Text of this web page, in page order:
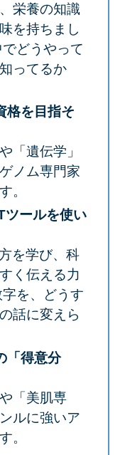
栄養の知識
を持ちまし
どうやって
ってるか
を目指そ
「遺伝学」
ノム専門家
。
ールを使い
を学び、科
く伝える力
を、どうす
話に変えら
「得意分
「美肌専
ルに強いア
。